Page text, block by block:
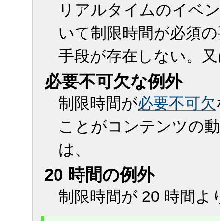
リアルタイムのイベ
いて制限時間が必須
手段が存在しない。
必要不可欠な例外
制限時間が必要不可欠
ことがコンテンツの
は、
20 時間の例外
制限時間が 20 時間よ